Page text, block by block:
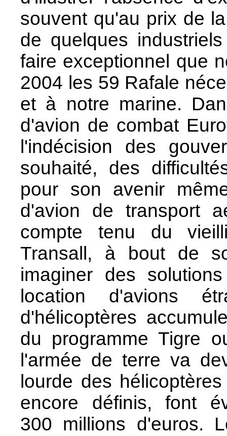
souvent qu'au prix de
de quelques
faire exceptionnel que
2004 les 59 Rafale
et à notre marine.
d'avion de combat
l'indécision des
souhaité, des
pour son avenir
d'avion de transport
compte tenu du
Transall, à bout de
imaginer des
location d'avions
d'hélicoptères
du programme Tigre
l'armée de terre va
lourde des
encore définis, font
300 millions d'euros.